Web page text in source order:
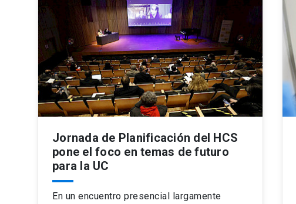
Jornada de Planificación del HCS
pone el foco en temas de futuro
para la UC
En un encuentro presencial largamente